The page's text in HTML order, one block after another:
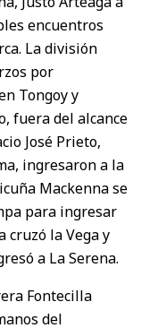
encuentros
La división
por
Tongoy y
fuera del alcance
José Prieto,
ingresaron a la
Mackenna se
para ingresar
cruzó la Vega y
a La Serena.
Fontecilla
del